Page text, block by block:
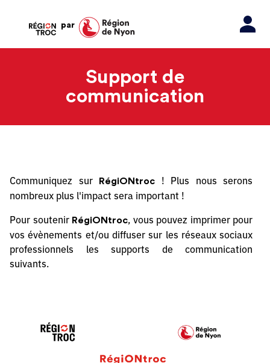
par
Support de
communication
Communiquez sur RégiONtroc
! Plus nous serons
nombreux plus l'impact sera important !
Pour soutenir RégiONtroc, vous pouvez imprimer pour
vos évènements et/ou diffuser sur les réseaux sociaux
professionnels les supports de communication
suivants.